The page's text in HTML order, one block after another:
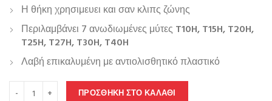
Η θήκη χρησιμευει και σαν κλιπς ζώνης
Περιλαμβάνει 7 ανωδιωμένες μύτες T10H, T15H, T20H,
T25H, T27H, T30H, T40H
Λαβή επικαλυμένη με αντιολισθητικό πλαστικό
ΠΡΟΣΘΉΚΗ ΣΤΟ ΚΑΛΆΘΙ